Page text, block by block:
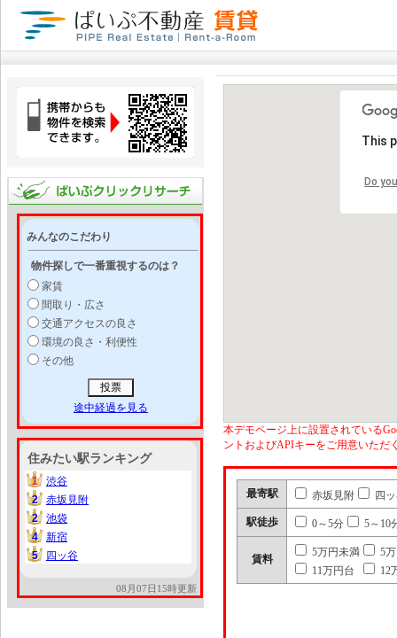
みんなのこだわり
物件探しで一番重視するのは？
家賃
間取り・広さ
交通アクセスの良さ
環境の良さ・利便性
その他
途中経過を見る
住みたい駅ランキング
1
1
渋谷
2
2
赤坂見附
2
2
池袋
4
4
新宿
5
5 四ッ谷
08月07日15時更新
This
Do
本デモページ上に設置されている
ントおよびAPIキーをご用意いただ
最寄駅 赤坂見附 四
駅徒歩 0～5分 5～10
賃料
5万円未満
5
11万円台
12